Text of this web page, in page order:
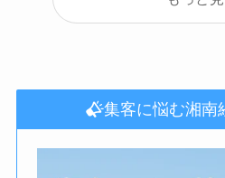
集客に悩む湘南